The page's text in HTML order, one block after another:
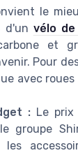
le
d'un vélo
et
Pour
avec
: Le
groupe
les